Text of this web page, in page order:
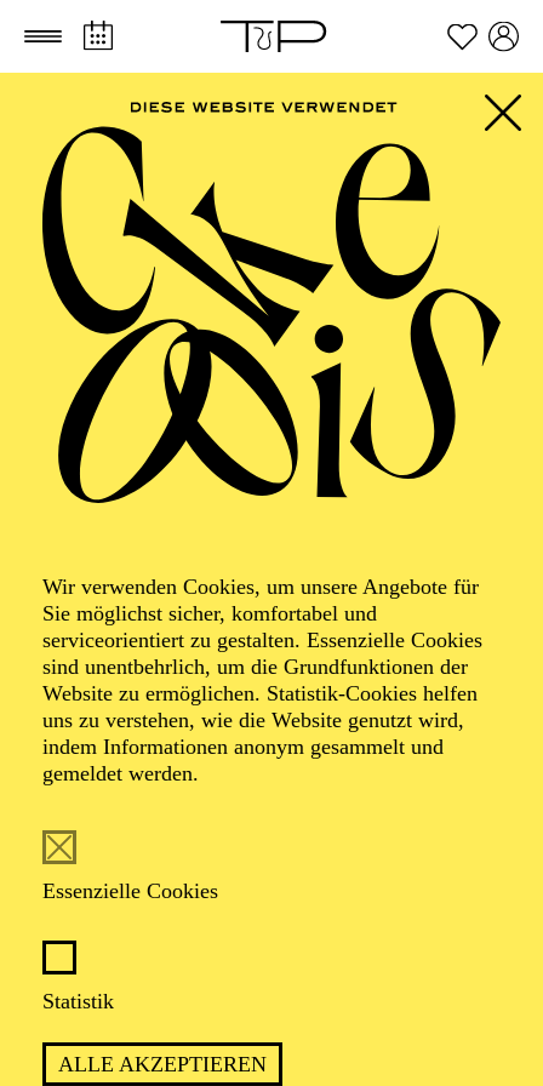
Zum Hauptinhalt springen Zum Footer springen
Wir verwenden Cookies, um unsere Angebote für
Sie möglichst sicher, komfortabel und
serviceorientiert zu gestalten. Essenzielle Cookies
sind unentbehrlich, um die Grundfunktionen der
Website zu ermöglichen. Statistik-Cookies helfen
uns zu verstehen, wie die Website genutzt wird,
indem Informationen anonym gesammelt und
gemeldet werden.
Essenzielle Cookies
Statistik
ALLE AKZEPTIEREN
Foto: Benne Ochs
Tobias Greenhalgh
Bariton
festes Ensemble-Mitglied des Aalto Musiktheater
Fair Lady " (als Freddy) und "L’amant anonyme oder
Hochzeit des Figaro" (als Graf Almaviva), "Lucrezia
Borgia" (als Gubetta), "La Bohème" (als Schaunard)